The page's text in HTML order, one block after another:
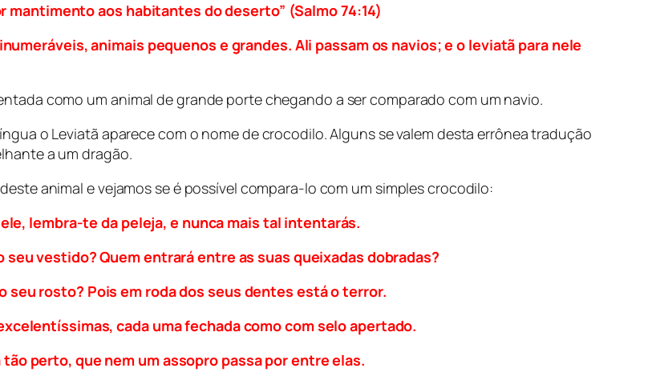
mantimento aos habitantes do deserto” (Salmo 74:14)
animais pequenos e grandes. Ali passam os navios; e o leviatã para nele
como um animal de grande porte chegando a ser comparado com um navio.
o Leviatã aparece com o nome de crocodilo. Alguns se valem desta errônea tradução
a um dragão.
animal e vejamos se é possível compara-lo com um simples crocodilo:
lembra-te da peleja, e nunca mais tal intentarás.
vestido? Quem entrará entre as suas queixadas dobradas?
seu rosto? Pois em roda dos seus dentes está o terror.
cada uma fechada como com selo apertado.
tão perto, que nem um assopro passa por entre elas.